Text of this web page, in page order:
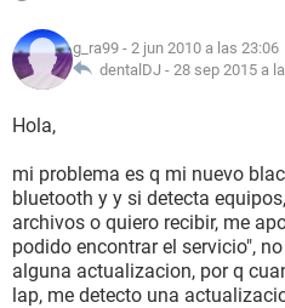
g_ra99 - 2 jun 2010 a las 23:06
dentalDJ - 28 sep 2015 a
Hola,
mi problema es q mi nuevo
bluetooth y y si detecta
archivos o quiero recibir, me
podido encontrar el servicio",
alguna actualizacion, por q
lap, me detecto una